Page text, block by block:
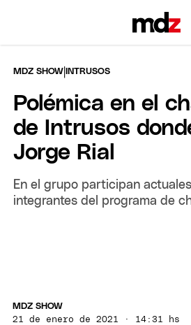
MDZ SHOW | INTRUSOS
Polémica en el
de Intrusos
Jorge Rial
En el grupo participan
integrantes del programa de
MDZ SHOW
21 de enero de 2021 · 14:31 hs